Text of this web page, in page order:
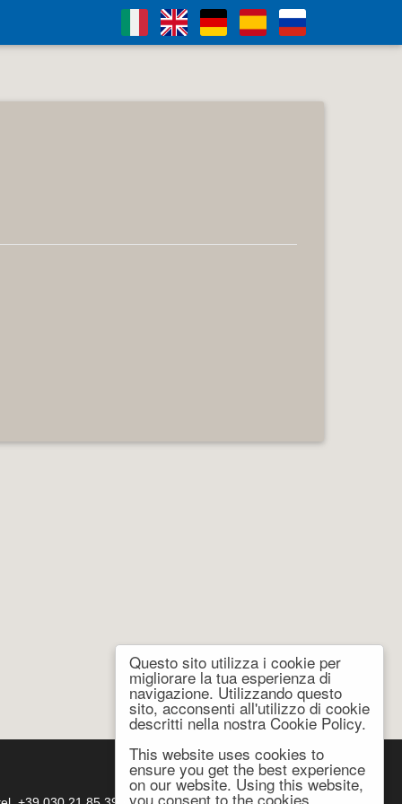
Questo sito utilizza i cookie per
migliorare la tua esperienza di
navigazione. Utilizzando questo
sito, acconsenti all'utilizzo di cookie
descritti nella nostra Cookie Policy.
This website uses cookies to
ensure you get the best experience
on our website. Using this website,
you consent to the cookies